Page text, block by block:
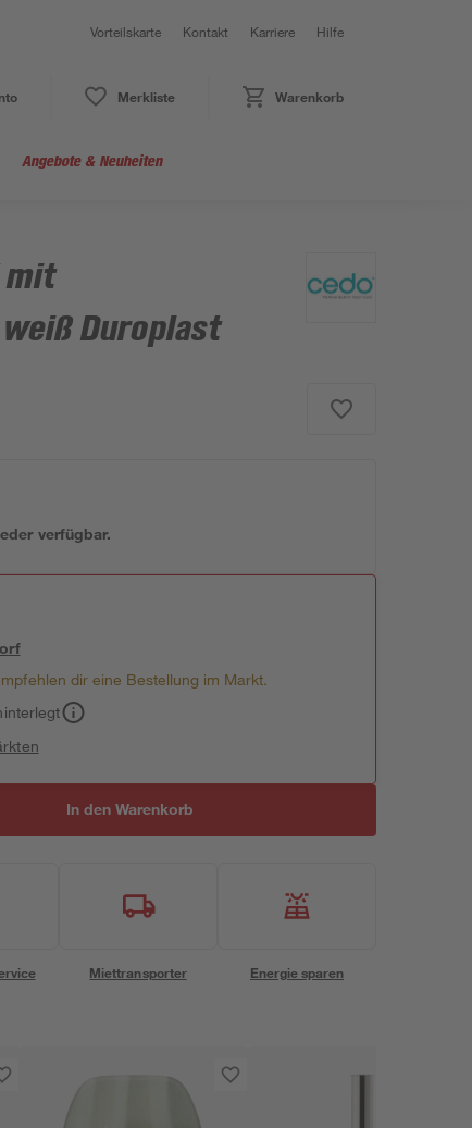
Vorteilskarte Kontakt Karriere Hilfe
Merkliste Warenkorb
Angebote & Neuheiten
mit
Duroplast
verfügbar.
dir eine Bestellung im Markt.
In den Warenkorb
Miettransporter Energie sparen